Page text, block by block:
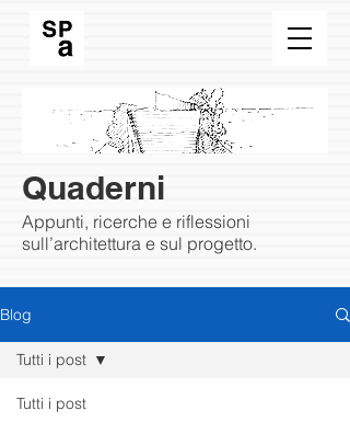
Quaderni
Appunti, ricerche e riflessioni
sull’architettura e sul progetto.
Blog
Tutti i post
Tutti i post